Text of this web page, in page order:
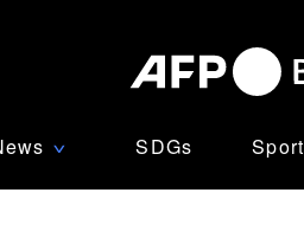
∨ SDGs